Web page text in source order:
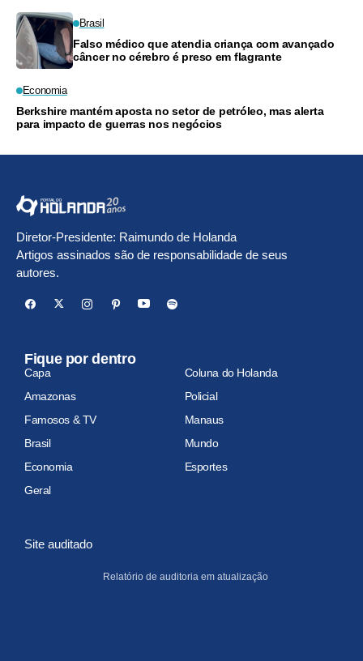
Brasil
Falso médico que atendia criança com avançado
câncer no cérebro é preso em flagrante
Economia
Berkshire mantém aposta no setor de petróleo, mas alerta
para impacto de guerras nos negócios
Diretor-Presidente: Raimundo de Holanda
Artigos assinados são de responsabilidade de seus
autores.
Fique por dentro
Capa
Coluna do Holanda
Amazonas
Policial
Famosos & TV
Manaus
Brasil
Mundo
Economia
Esportes
Geral
Site auditado
Relatório de auditoria em atualização